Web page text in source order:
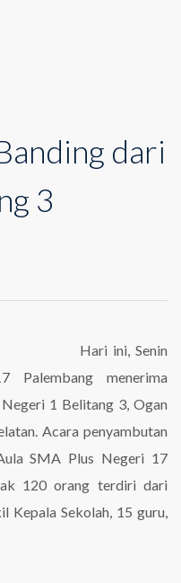
dari
3
Hari ini, Senin
menerima
1 Belitang 3, Ogan
Acara penyambutan
SMA Plus Negeri 17
120 orang terdiri dari
Kepala Sekolah, 15 guru,